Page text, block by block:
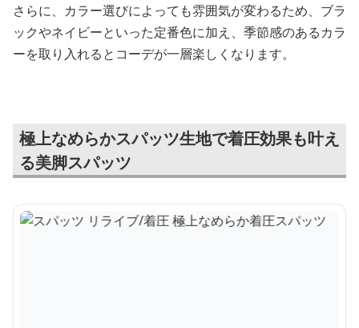
さらに、カラー選びによっても雰囲気が変わるため、ブラ
ックやネイビーといった定番色に加え、季節感のあるカラ
ーを取り入れるとコーデが一層楽しくなります。
極上なめらかスパッツ生地で着圧効果も叶え
る美脚スパッツ